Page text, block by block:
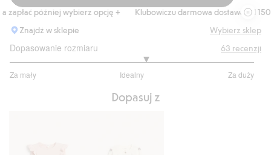
później wybierz opcję +
Klubowiczu darmowa dostawa od 150 zł
Znajdź w sklepie
Wybierz sklep
Dopasowanie rozmiaru
Za mały Idealny Za duży
na
63 recenzji
Dopasuj z